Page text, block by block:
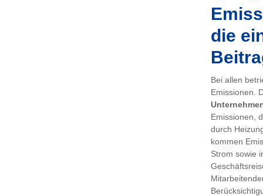
die
Bei allen
Emissionen.
Emissionen,
durch
kommen
Strom sowie